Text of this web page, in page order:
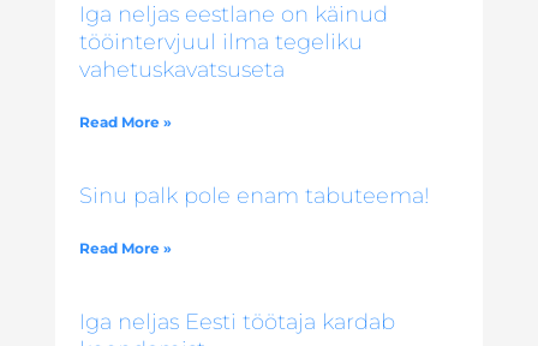
Iga neljas eestlane on käinud
tööintervjuul ilma tegeliku
vahetuskavatsuseta
Read More »
Sinu palk pole enam tabuteema!
Read More »
Iga neljas Eesti töötaja kardab